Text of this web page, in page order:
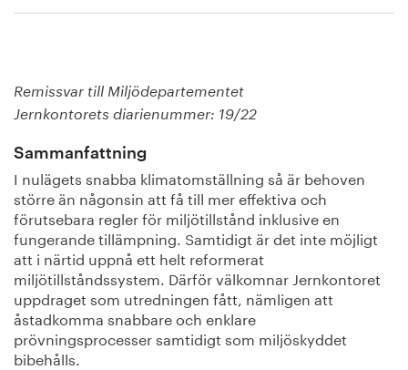
Remissvar till Miljödepartementet
Jernkontorets diarienummer: 19/22
Sammanfattning
I nulägets snabba klimatomställning så är behoven
större än någonsin att få till mer effektiva och
förutsebara regler för miljötillstånd inklusive en
fungerande tillämpning. Samtidigt är det inte möjligt
att i närtid uppnå ett helt reformerat
miljötillståndssystem. Därför välkomnar Jernkontoret
uppdraget som utredningen fått, nämligen att
åstadkomma snabbare och enklare
prövningsprocesser samtidigt som miljöskyddet
bibehålls.